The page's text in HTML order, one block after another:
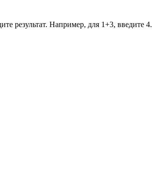
результат. Например, для 1+3, введите 4.